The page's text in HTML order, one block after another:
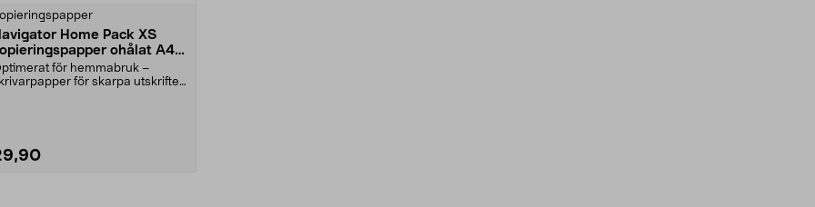
Home Pack XS
ohålat A4
150 arkför hemmabruk –
för skarpa utskrifter